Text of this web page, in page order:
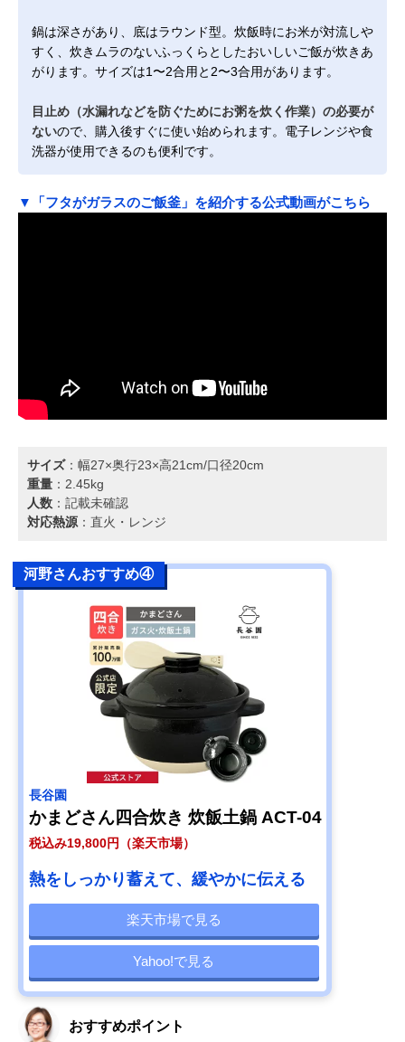
鍋は深さがあり、底はラウンド型。炊飯時にお米が対流しや
すく、炊きムラのないふっくらとしたおいしいご飯が炊きあ
がります。サイズは1〜2合用と2〜3合用があります。
目止め（水漏れなどを防ぐためにお粥を炊く作業）の必要が
ないので、購入後すぐに使い始められます。電子レンジや食
洗器が使用できるのも便利です。
▼「フタがガラスのご飯釜」を紹介する公式動画がこちら
サイズ：幅27×奥行23×高21cm/口径20cm
重量 ：2.45kg
人数 ：記載未確認
対応熱源 ：直火・レンジ
河野さんおすすめ④
長谷園
かまどさん四合炊き 炊飯土鍋 ACT-04
税込み19,800円（楽天市場）
熱をしっかり蓄えて、緩やかに伝える
楽天市場で見る
Yahoo!で見る
おすすめポイント